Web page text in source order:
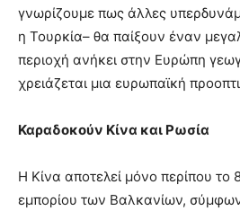
γνωρίζουμε πως άλλες
η Τουρκία– θα παίξουν έναν
περιοχή ανήκει στην Ευρώπη
χρειάζεται μια ευρωπαϊκή
Καραδοκούν Κίνα και Ρωσία
Η Κίνα αποτελεί μόνο περίπου το
εμπορίου των Βαλκανίων,